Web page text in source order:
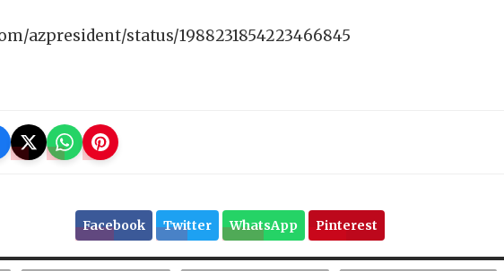
azpresident/status/1988231854223466845
Facebook Twitter WhatsApp Pinterest